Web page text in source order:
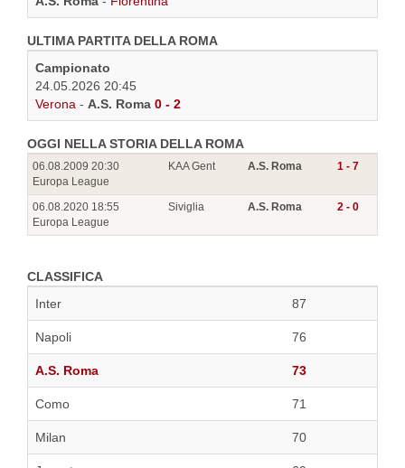
ULTIMA PARTITA DELLA ROMA
Campionato
24.05.2026 20:45
Verona - A.S. Roma 0 - 2
OGGI NELLA STORIA DELLA ROMA
06.08.2009 20:30
Europa League
KAA Gent A.S. Roma 1 - 7
06.08.2020 18:55
Europa League
Siviglia A.S. Roma 2 - 0
CLASSIFICA
Inter
87
Napoli 76
A.S. Roma 73
Como 71
Milan 70